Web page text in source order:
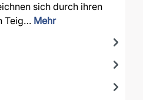
sich durch ihren
Teig… Mehr